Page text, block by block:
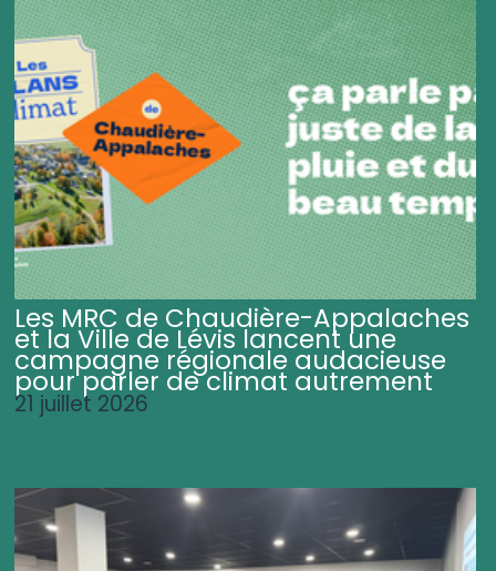
Les MRC de Chaudière-Appalaches
et la Ville de Lévis lancent une
campagne régionale audacieuse
pour parler de climat autrement
21 juillet 2026